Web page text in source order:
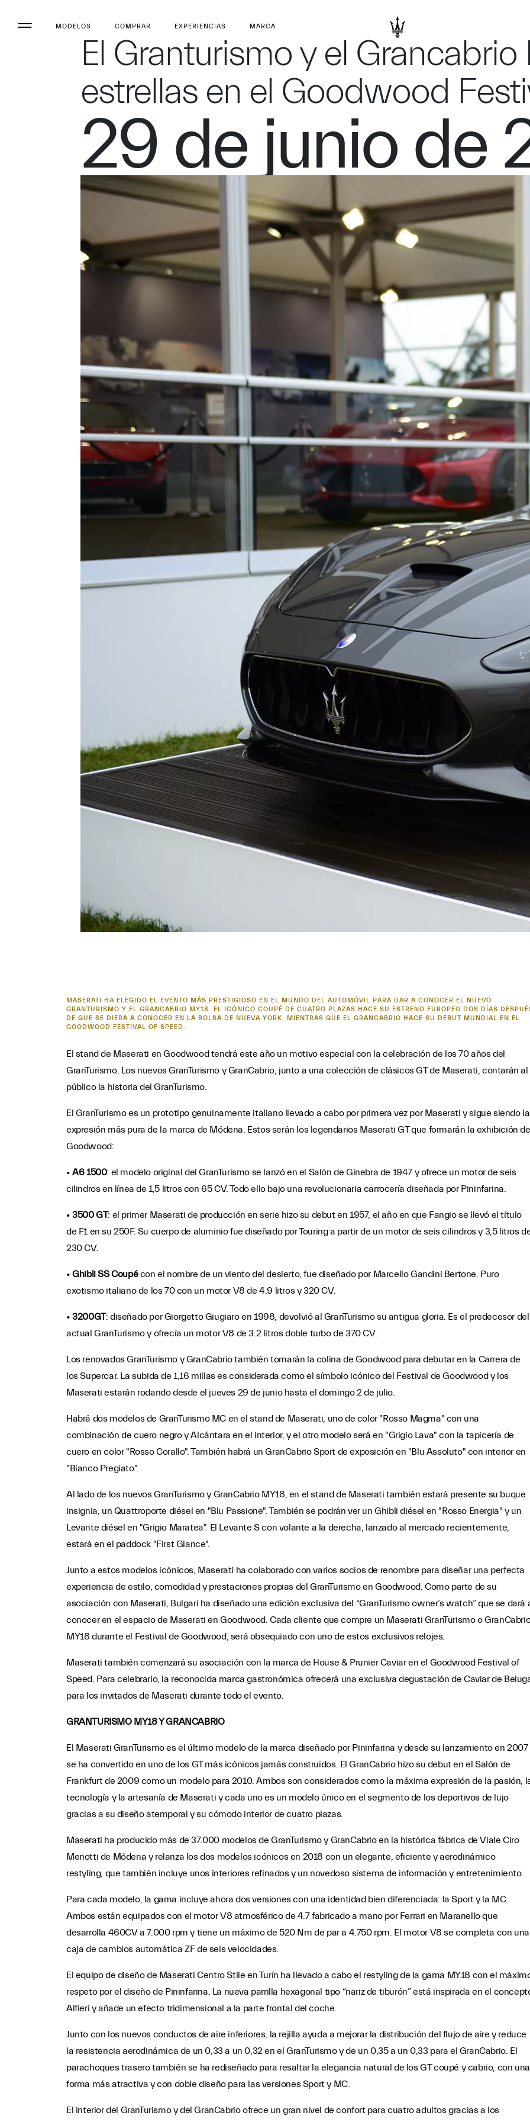
MODELOS COMPRAR EXPERIENCIAS MARCA
El Granturismo y el Grancabrio
estrellas en el Goodwood
29 de junio de
MASERATI HA ELEGIDO EL EVENTO MÁS PRESTIGIOSO EN EL MUNDO DEL AUTOMÓVIL PARA DAR A CONOCER EL NUEVO
GRANTURISMO Y EL GRANCABRIO MY18. EL ICÓNICO COUPÉ DE CUATRO PLAZAS HACE SU ESTRENO EUROPEO DOS DÍAS
DE QUE SE DIERA A CONOCER EN LA BOLSA DE NUEVA YORK, MIENTRAS QUE EL GRANCABRIO HACE SU DEBUT MUNDIAL EN EL
GOODWOOD FESTIVAL OF SPEED.
El stand de Maserati en Goodwood tendrá este año un motivo especial con la celebración de los 70 años del
GranTurismo. Los nuevos GranTurismo y GranCabrio, junto a una colección de clásicos GT de Maserati, contarán al
público la historia del GranTurismo.
El GranTurismo es un prototipo genuinamente italiano llevado a cabo por primera vez por Maserati y sigue siendo la
expresión más pura de la marca de Módena. Estos serán los legendarios Maserati GT que formarán la exhibición de
Goodwood:
•A6 1500: el modelo original del GranTurismo se lanzó en el Salón de Ginebra de 1947 y ofrece un motor de seis
cilindros en línea de 1,5 litros con 65 CV. Todo ello bajo una revolucionaria carrocería diseñada por Pininfarina.
•3500 GT: el primer Maserati de producción en serie hizo su debut en 1957, el año en que Fangio se llevó el título
de F1 en su 250F. Su cuerpo de aluminio fue diseñado por Touring a partir de un motor de seis cilindros y 3,5 litros
230 CV.
•Ghibli SS Coupécon el nombre de un viento del desierto, fue diseñado por Marcello Gandini Bertone. Puro
exotismo italiano de los 70 con un motor V8 de 4.9 litros y 320 CV.
•3200GT: diseñado por Giorgetto Giugiaro en 1998, devolvió al GranTurismo su antigua gloria. Es el predecesor del
actual GranTurismo y ofrecía un motor V8 de 3.2 litros doble turbo de 370 CV.
Los renovados GranTurismo y GranCabrio también tomarán la colina de Goodwood para debutar en la Carrera de
los Supercar. La subida de 1,16 millas es considerada como el símbolo icónico del Festival de Goodwood y los
Maserati estarán rodando desde el jueves 29 de junio hasta el domingo 2 de julio.
Habrá dos modelos de GranTurismo MC en el stand de Maserati, uno de color "Rosso Magma" con una
combinación de cuero negro y Alcántara en el interior, y el otro modelo será en "Grigio Lava" con la tapicería de
cuero en color "Rosso Corallo". También habrá un GranCabrio Sport de exposición en "Blu Assoluto" con interior en
"Bianco Pregiato".
Al lado de los nuevos GranTurismo y GranCabrio MY18, en el stand de Maserati también estará presente su buque
insignia, un Quattroporte diésel en "Blu Passione". También se podrán ver un Ghibli diésel en "Rosso Energia" y un
Levante diésel en "Grigio Maratea". El Levante S con volante a la derecha, lanzado al mercado recientemente,
estará en el paddock "First Glance".
Junto a estos modelos icónicos, Maserati ha colaborado con varios socios de renombre para diseñar una perfecta
experiencia de estilo, comodidad y prestaciones propias del GranTurismo en Goodwood. Como parte de su
asociación con Maserati, Bulgari ha diseñado una edición exclusiva del “GranTurismo owner’s watch” que se dará
conocer en el espacio de Maserati en Goodwood. Cada cliente que compre un Maserati GranTurismo o
MY18 durante el Festival de Goodwood, será obsequiado con uno de estos exclusivos relojes.
Maserati también comenzará su asociación con la marca de House & Prunier Caviar en el Goodwood Festival of
Speed. Para celebrarlo, la reconocida marca gastronómica ofrecerá una exclusiva degustación de Caviar de
para los invitados de Maserati durante todo el evento.
GRANTURISMO MY18 Y GRANCABRIO
El Maserati GranTurismo es el último modelo de la marca diseñado por Pininfarina y desde su lanzamiento en 2007
se ha convertido en uno de los GT más icónicos jamás construidos. El GranCabrio hizo su debut en el Salón de
Frankfurt de 2009 como un modelo para 2010. Ambos son considerados como la máxima expresión de la pasión,
tecnología y la artesanía de Maserati y cada uno es un modelo único en el segmento de los deportivos de lujo
gracias a su diseño atemporal y su cómodo interior de cuatro plazas.
Maserati ha producido más de 37.000 modelos de GranTurismo y GranCabrio en la histórica fábrica de Viale Ciro
Menotti de Módena y relanza los dos modelos icónicos en 2018 con un elegante, eficiente y aerodinámico
restyling, que también incluye unos interiores refinados y un novedoso sistema de información y entretenimiento.
Para cada modelo, la gama incluye ahora dos versiones con una identidad bien diferenciada: la Sport y la MC.
Ambos están equipados con el motor V8 atmosférico de 4.7 fabricado a mano por Ferrari en Maranello que
desarrolla 460CV a 7.000 rpm y tiene un máximo de 520 Nm de par a 4.750 rpm. El motor V8 se completa con una
caja de cambios automática ZF de seis velocidades.
El equipo de diseño de Maserati Centro Stile en Turín ha llevado a cabo el restyling de la gama MY18 con el
respeto por el diseño de Pininfarina. La nueva parrilla hexagonal tipo “nariz de tiburón” está inspirada en el
Alfieri y añade un efecto tridimensional a la parte frontal del coche.
Junto con los nuevos conductos de aire inferiores, la rejilla ayuda a mejorar la distribución del flujo de aire y reduce
la resistencia aerodinámica de un 0,33 a un 0,32 en el GranTurismo y de un 0,35 a un 0,33 para el GranCabrio. El
parachoques trasero también se ha rediseñado para resaltar la elegancia natural de los GT coupé y cabrio, con una
forma más atractiva y con doble diseño para las versiones Sport y MC.
El interior del GranTurismo y del GranCabrio ofrece un gran nivel de confort para cuatro adultos gracias a los